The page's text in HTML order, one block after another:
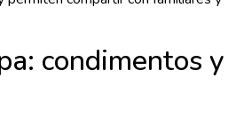
condimentos y